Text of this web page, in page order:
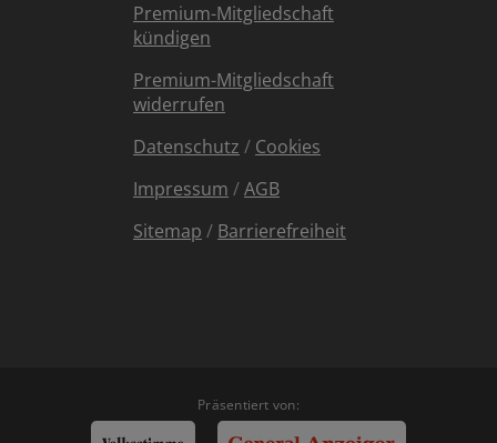
Premium-Mitgliedschaft
kündigen
Premium-Mitgliedschaft
widerrufen
Datenschutz / Cookies
Impressum /AGB
Sitemap / Barrierefreiheit
Präsentiert von: